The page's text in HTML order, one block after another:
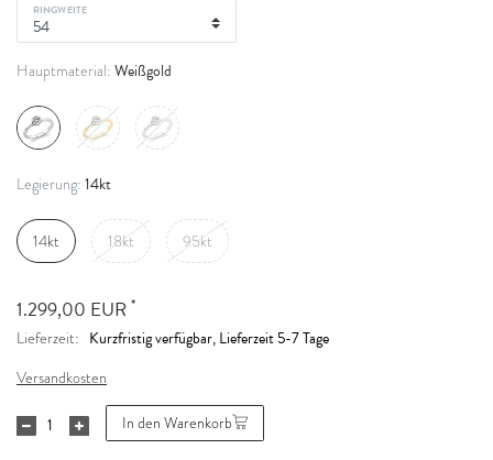
RINGWEITE
Hauptmaterial: Weißgold
Legierung: 14kt
14kt 18kt 95kt
1.299,00 EUR *
Lieferzeit: Kurzfristig verfügbar, Lieferzeit 5-7 Tage
Versandkosten
In den Warenkorb